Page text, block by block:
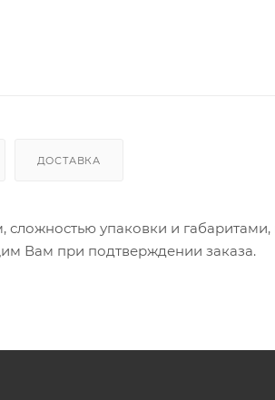
ДОСТАВКА
упаковки и
Вам при подтверждении заказа.